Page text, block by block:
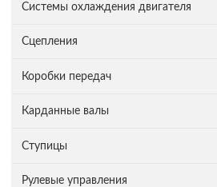
Системы охлаждения двигателя
Сцепления
Коробки передач
Карданные валы
Ступицы
Рулевые управления